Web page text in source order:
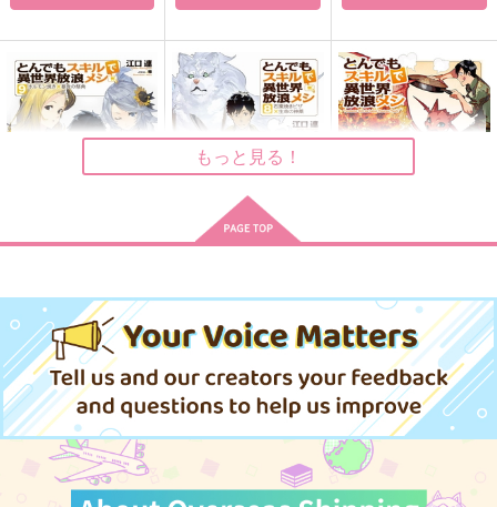
作品詳細 作品詳細 作品詳細
テテカツ！２
TENCAL
536円（税込）
白黒無常
サンプル
作品詳細
室外機
858 円（税込）
ハンザ・セルバンテス
青春の国、月相の詩
コーポ嶋田
935円（税込）
山田利吉
サンプル
界放浪メシ 9
オーバーラップ
1,430円 （税込）
サンプル
作品詳細
界放浪メシ 8
オーバーラップ
サンプル
界放浪メシ 7
オーバーラップ
759 （税込）
サンプル
もっと見る！